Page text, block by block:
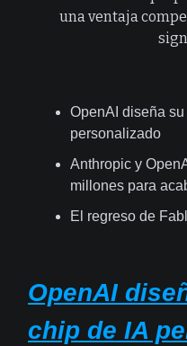
una ventaja
OpenAI diseña
personalizado
Anthropic y
millones para
El regreso de
OpenAI
chip de IA